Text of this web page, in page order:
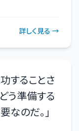
詳しく見る →
することさ
う準備する
なのだ。 」